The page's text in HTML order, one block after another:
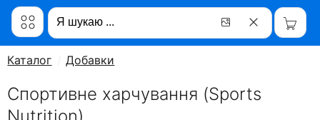
Каталог Добавки
Спортивне харчування (Sports